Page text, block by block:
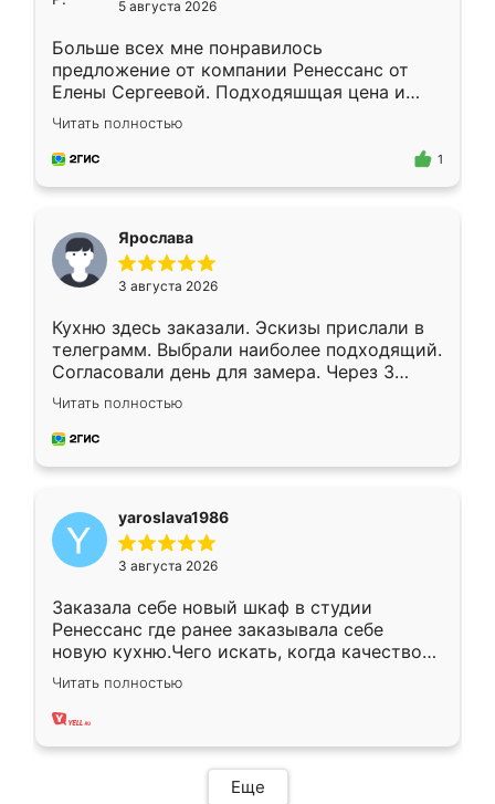
5 августа 2026
Больше всех мне понравилось
предложение от компании Ренессанс от
Елены Сергеевой. Подходяшщая цена и
короткие сроки изготовления. Приехавший
для замера сотрудник Владислав
предложил по моему эскизу самый
Читать полностью
1
Ярослава
3 августа 2026
Кухню здесь заказали. Эскизы прислали в
телеграмм. Выбрали наиболее подходящий.
Согласовали день для замера. Через 3
недели кухня была уже готова. Остались
довольны работой. Спасибо Ренессанс
мебель за качественную работу!
Читать полностью
yaroslava1986
3 августа 2026
Заказала себе новый шкаф в студии
Ренессанс где ранее заказывала себе
новую кухню.Чего искать, когда качеством
вполне довольна. Служит кухня уже почти
два года, нареканий нет.
Читать полностью
Еще